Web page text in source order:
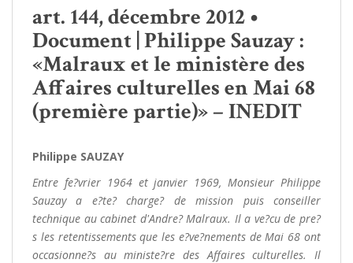
art. 144, décembre 2012 •
Document | Philippe Sauzay :
«Malraux et le ministère des
Affaires culturelles en Mai 68
(première partie)» – INEDIT
Philippe SAUZAY
Entre fe?vrier 1964 et janvier 1969, Monsieur Philippe
Sauzay a e?te? charge? de mission puis conseiller
technique au cabinet d'Andre? Malraux. Il a ve?cu de pre?
s les retentissements que les e?ve?nements de Mai 68 ont
occasionne?s au ministe?re des Affaires culturelles. Il